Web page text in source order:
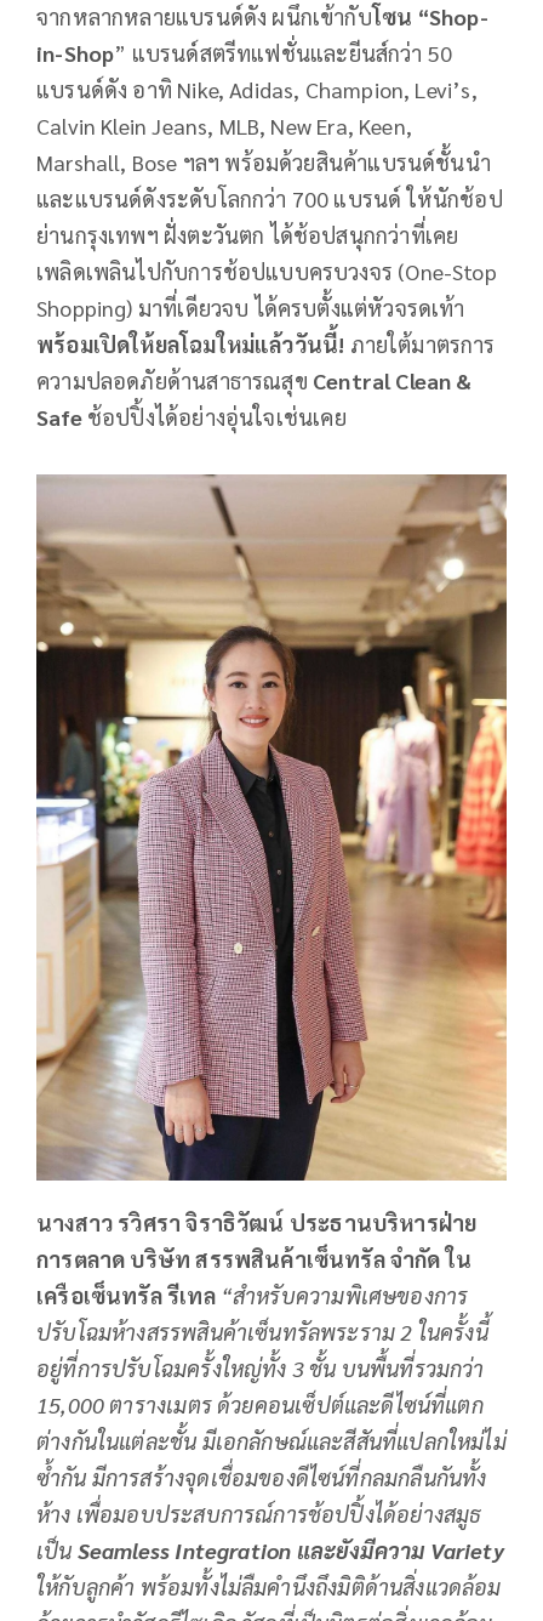
จากหลากหลายแบรนด์ดัง ผนึกเข้ากับโซน “Shop-
in-Shop” แบรนด์สตรีทแฟชั่นและยีนส์กว่า 50
แบรนด์ดัง อาทิ Nike, Adidas, Champion, Levi’s,
Calvin Klein Jeans, MLB, New Era, Keen,
Marshall, Bose ฯลฯ พร้อมด้วยสินค้าแบรนด์ชั้นนำ
และแบรนด์ดังระดับโลกกว่า 700 แบรนด์ ให้นักช้อป
ย่านกรุงเทพฯ ฝั่งตะวันตก ได้ช้อปสนุกกว่าที่เคย
เพลิดเพลินไปกับการช้อปแบบครบวงจร (One-Stop
Shopping) มาที่เดียวจบ ได้ครบตั้งแต่หัวจรดเท้า
พร้อมเปิดให้ยลโฉมใหม่แล้ววันนี้! ภายใต้มาตรการ
ความปลอดภัยด้านสาธารณสุข Central Clean &
Safeช้อปปิ้งได้อย่างอุ่นใจเช่นเคย
นางสาว รวิศรา จิราธิวัฒน์ ประธานบริหารฝ่าย
การตลาด บริษัท สรรพสินค้าเซ็นทรัล จำกัด ใน
เครือเซ็นทรัล รีเทล “สำหรับความพิเศษของการ
ปรับโฉมห้างสรรพสินค้าเซ็นทรัลพระราม 2 ในครั้งนี้
อยู่ที่การปรับโฉมครั้งใหญ่ทั้ง 3 ชั้น บนพื้นที่รวมกว่า
15,000 ตารางเมตร ด้วยคอนเซ็ปต์และดีไซน์ที่แตก
ต่างกันในแต่ละชั้น มีเอกลักษณ์และสีสันที่แปลกใหม่ไม่
ซ้ำกัน มีการสร้างจุดเชื่อมของดีไซน์ที่กลมกลืนกันทั้ง
ห้าง เพื่อมอบประสบการณ์การช้อปปิ้งได้อย่างสมูธ
เป็น Seamless Integration และยังมีความ Variety
ให้กับลูกค้า พร้อมทั้งไม่ลืมคำนึงถึงมิติด้านสิ่งแวดล้อม